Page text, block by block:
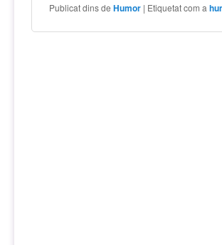
Publicat dins de Humor | Etiquetat com a